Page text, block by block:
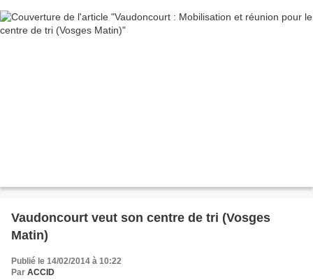
Vaudoncourt veut son centre de tri (Vosges
Matin)
Publié le 14/02/2014 à 10:22
Par ACCID